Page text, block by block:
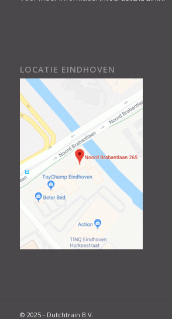
LOCATIE EINDHOVEN
© 2025 - Dutchtrain B.V.